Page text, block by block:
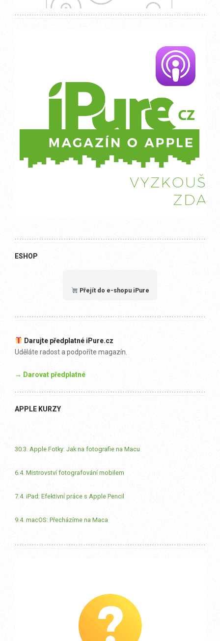
ESHOP
Přejít do e-shopu iPure
Darujte předplatné iPure.cz
Uděláte radost a podpoříte magazín.
→ Darovat předplatné
APPLE KURZY
30.3. Apple Fotky: Jak na fotografie na Macu
6.4. Mistrovství fotografování mobilem
7.4. iPad: Efektivní práce s Apple Pencil
9.4. macOS: Přecházíme na Maca